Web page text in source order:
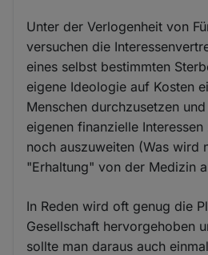
Unter der Verlogenheit von
versuchen die
eines selbst bestimmten
eigene Ideologie auf Kosten
Menschen durchzusetzen
eigenen finanzielle
noch auszuweiten (Was wird
"Erhaltung" von der Medizin
In Reden wird oft genug die
Gesellschaft hervorgehoben
sollte man daraus auch